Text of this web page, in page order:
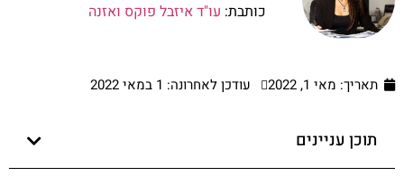
כותבת: עו"ד איזבל פוקס ואזנה
תאריך: מאי 1, 2022 עודכן לאחרונה: 1 במאי 2022
תוכן עניינים